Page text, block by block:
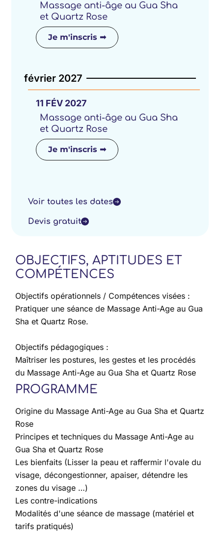
OBJECTIFS, APTITUDES ET
COMPÉTENCES
Objectifs opérationnels / Compétences visées :
Pratiquer une séance de Massage Anti-Age au Gua
Sha et Quartz Rose.
Objectifs pédagogiques :
Maîtriser les postures, les gestes et les procédés
du Massage Anti-Age au Gua Sha et Quartz Rose
PROGRAMME
Origine du Massage Anti-Age au Gua Sha et Quartz
Rose
Principes et techniques du Massage Anti-Age au
Gua Sha et Quartz Rose
Les bienfaits (Lisser la peau et raffermir l'ovale du
visage, décongestionner, apaiser, détendre les
zones du visage …)
Les contre-indications
Modalités d'une séance de massage (matériel et
tarifs pratiqués)
Massage anti-âge au Gua Sha
et Quartz Rose
Je m'inscris ➟
février 2027
11 FÉV 2027
Massage anti-âge au Gua Sha
et Quartz Rose
Je m'inscris ➟
Voir toutes les dates
Devis gratuit